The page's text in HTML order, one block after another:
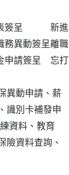
簽呈
新
務異動簽呈離
申請簽呈
忘
異動申請、薪
識別卡補發申
資料、教育
險資料查詢、